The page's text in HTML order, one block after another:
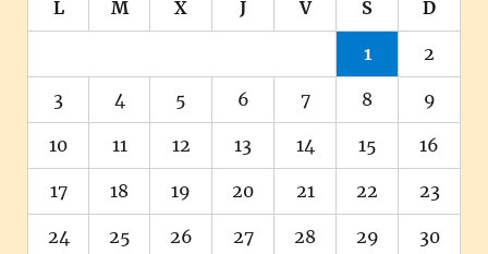
L M X J V S D
1 2
3 4 5 6 7 8 9
10 11 12 13 14 15 16
17 18 19 20 21 22 23
24 25 26 27 28 29 30